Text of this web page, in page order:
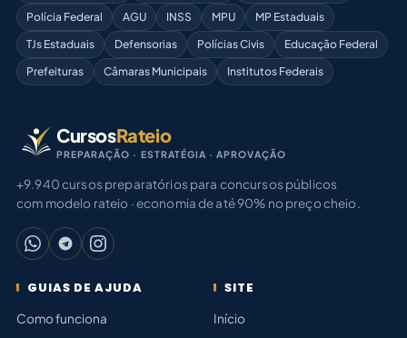
Polícia Federal
AGU INSS MPU
MP Estaduais
TJs Estaduais
Defensorias Polícias Civis
Educação Federal
Prefeituras
Câmaras Municipais Institutos Federais
CursosRateio
PREPARAÇÃO · ESTRATÉGIA · APROVAÇÃO
+9.940 cursos preparatórios para concursos públicos
com modelo rateio · economia de até 90% no preço cheio.
GUIAS DE AJUDA
Como funciona
SITE
Início